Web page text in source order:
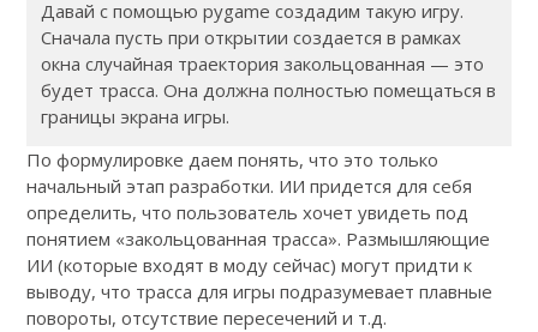
Давай с помощью pygame создадим такую игру.
Сначала пусть при открытии создается в рамках
окна случайная траектория закольцованная — это
будет трасса. Она должна полностью помещаться в
границы экрана игры.
По формулировке даем понять, что это только
начальный этап разработки. ИИ придется для себя
определить, что пользователь хочет увидеть под
понятием «закольцованная трасса». Размышляющие
ИИ (которые входят в моду сейчас) могут придти к
выводу, что трасса для игры подразумевает плавные
повороты, отсутствие пересечений и т.д.